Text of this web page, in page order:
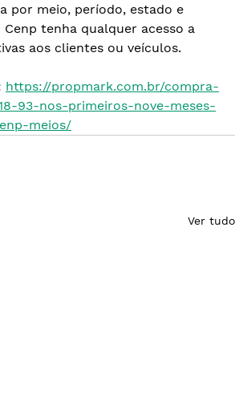
por meio, período, estado e
Cenp tenha qualquer acesso a
aos clientes ou veículos.
https://propmark.com.br/compra-
93-nos-primeiros-nove-meses-
meios/
Ver tudo